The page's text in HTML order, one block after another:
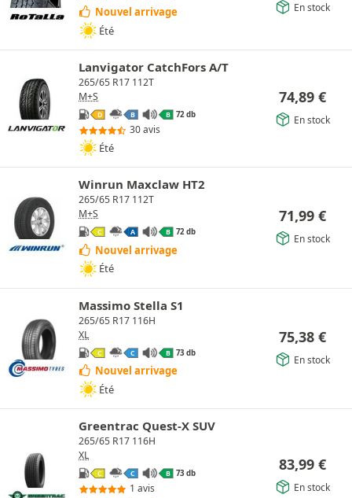
Nouvel arrivage
Été
En stock
Lanvigator CatchFors A/T
265/65 R17 112T
M+S
D B B 72 db
30 avis
Été
74,89 €
En stock
Winrun Maxclaw HT2
265/65 R17 112T
M+S
C A B 72 db
Nouvel arrivage
Été
71,99 €
En stock
Massimo Stella S1
265/65 R17 116H
XL
C C B 73 db
Nouvel arrivage
Été
75,38 €
En stock
Greentrac Quest-X SUV
265/65 R17 116H
XL
C C B 73 db
1 avis
83,99 €
En stock